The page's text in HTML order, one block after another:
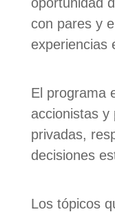
con pares y
experiencias
El programa
accionistas y
privadas,
decisiones
Los tópicos